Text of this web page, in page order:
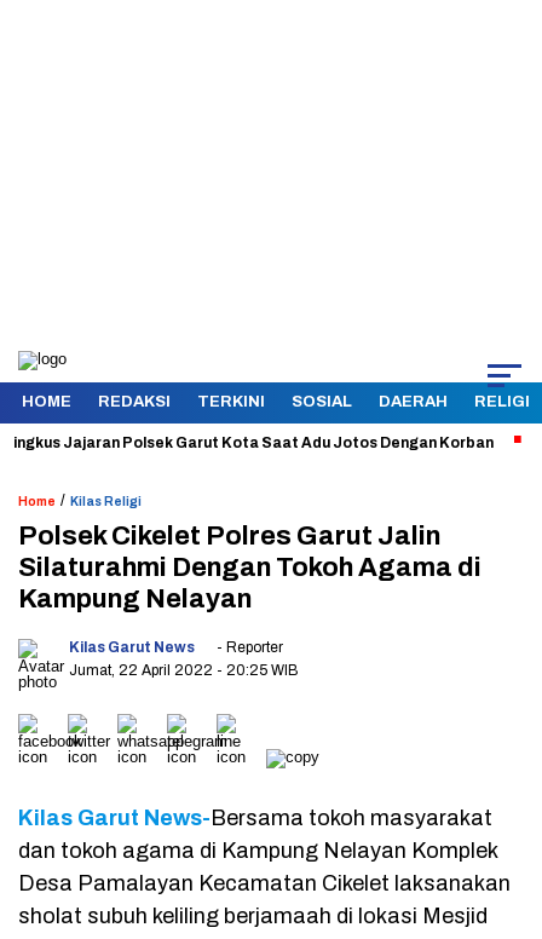
HOME REDAKSI TERKINI SOSIAL DAERAH RELIGI
Jajaran Polsek Garut Kota Saat Adu Jotos Dengan Korban
Home / Kilas Religi
Polsek Cikelet Polres Garut Jalin
Silaturahmi Dengan Tokoh Agama di
Kampung Nelayan
Kilas Garut News
- Reporter
Jumat, 22 April 2022 - 20:25 WIB
Kilas Garut News- Bersama tokoh masyarakat
dan tokoh agama di Kampung Nelayan Komplek
Desa Pamalayan Kecamatan Cikelet laksanakan
sholat subuh keliling berjamaah di lokasi Mesjid